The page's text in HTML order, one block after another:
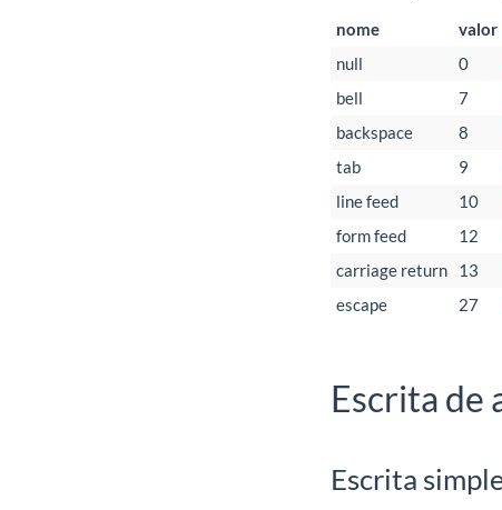
nome valor
null
0
bell 7
backspace 8
tab 9
line feed 10
form feed 12
carriage return 13
escape 27
Escrita de
Escrita